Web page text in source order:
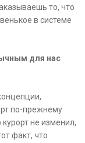
то, что
в системе
для нас
по-прежнему
не изменил,
факт, что